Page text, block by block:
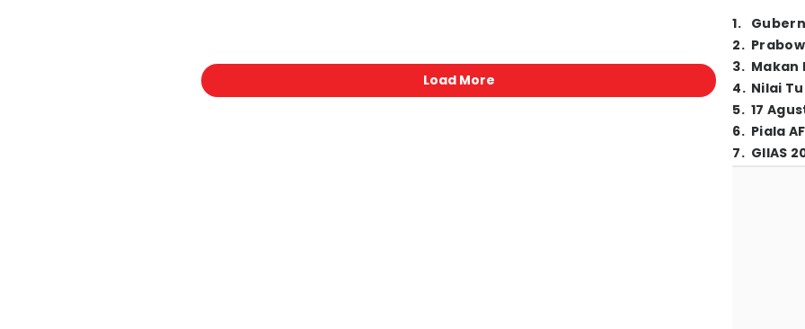
Load More
1.
2.
3. Makan
4. Nilai
5. 17
6. Piala
7. GIIAS